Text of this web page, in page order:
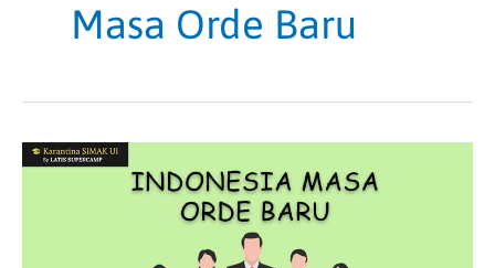
Masa Orde Baru
Masa